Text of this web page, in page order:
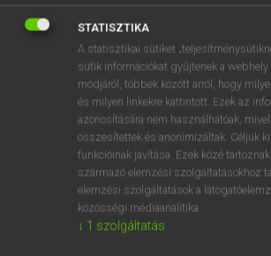
acceptance
Díjmentes angol szótár
acceptance
Díjmentes angol szótár
acceptance fn elfogadás
beleegyezés
helybenhagyás
tudomásulvétel
STATISZTIKA
A statisztikai sütiket
sütik információkat gyűjtenek a
módjáról, többek között arról, hogy
és milyen linkekre kattintott. Ezek az
azonosítására nem használhatóak,
összesítettek és anonimizáltak. Céljuk
funkcióinak javítása. Ezek közé
származó elemzési szolgáltatásokhoz
elemzési szolgáltatások a
közösségi médiaanalitika.
↓ 1 szolgáltatás
j k
n m , . -